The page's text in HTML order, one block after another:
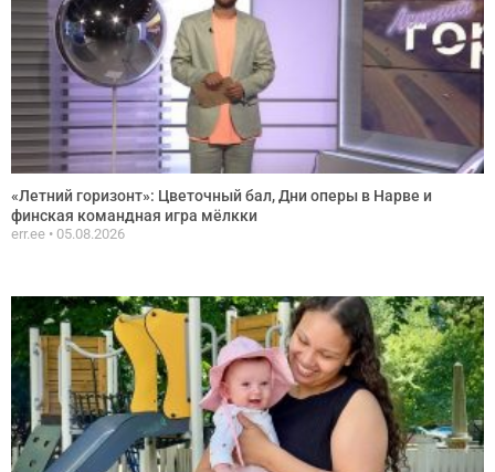
«Летний горизонт»: Цветочный бал, Дни оперы в Нарве и
финская командная игра мёлкки
err.ee 05.08.2026